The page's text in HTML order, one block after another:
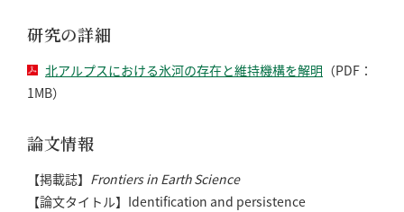
研究の詳細
北アルプスにおける氷河の存在と維持機構を解明 （PDF：
1MB）
論文情報
【掲載誌】 Frontiers in Earth Science
【論文タイトル】Identification and persistence